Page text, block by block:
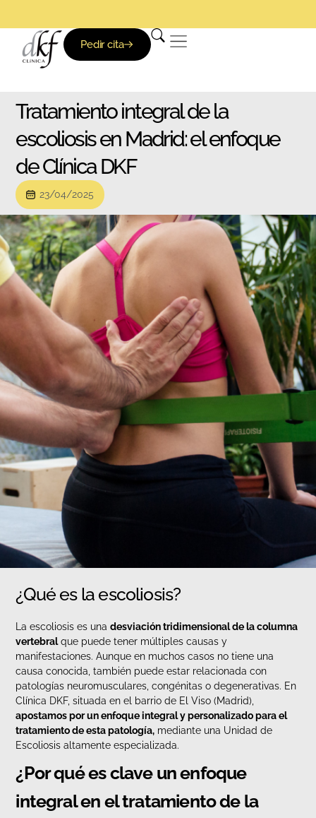
Pedir cita
Tratamiento integral de la
escoliosis en Madrid: el enfoque
de Clínica DKF
23/04/2025
¿Qué es la escoliosis?
La escoliosis es unadesviación tridimensional de la columna
vertebralque puede tener múltiples causas y
manifestaciones. Aunque en muchos casos no tiene una
causa conocida, también puede estar relacionada con
patologías neuromusculares, congénitas o degenerativas. En
Clínica DKF, situada en el barrio de El Viso (Madrid),
apostamos por un enfoque integral y personalizado para el
tratamiento de esta patología, mediante una Unidad de
Escoliosis altamente especializada.
¿Por qué es clave un enfoque
integral en el tratamiento de la